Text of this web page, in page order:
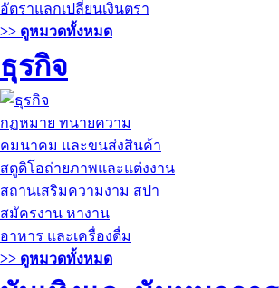
อัตราแลกเปลี่ยนเงินตรา
>> ดูหมวดทั้งหมด
ธุรกิจ
กฏหมาย ทนายความ
คมนาคม และขนส่งสินค้า
สตูดิโอถ่ายภาพและแต่งงาน
สถานเสริมความงาม สปา
สมัครงาน หางาน
อาหาร และเครื่องดื่ม
>> ดูหมวดทั้งหมด